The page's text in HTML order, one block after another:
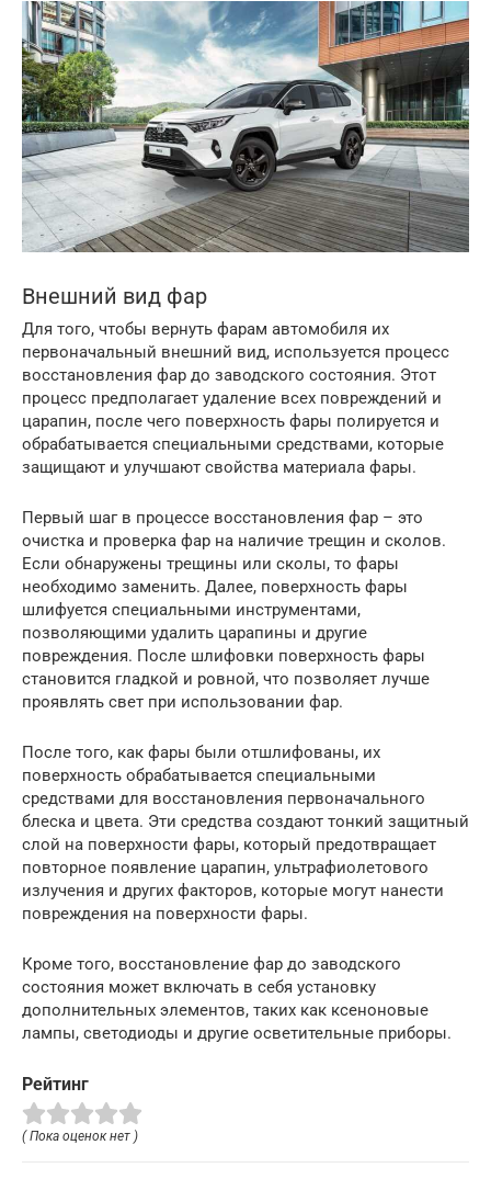
Внешний вид фар
Для того, чтобы вернуть фарам автомобиля их
первоначальный внешний вид, используется процесс
восстановления фар до заводского состояния. Этот
процесс предполагает удаление всех повреждений и
царапин, после чего поверхность фары полируется и
обрабатывается специальными средствами, которые
защищают и улучшают свойства материала фары.
Первый шаг в процессе восстановления фар – это
очистка и проверка фар на наличие трещин и сколов.
Если обнаружены трещины или сколы, то фары
необходимо заменить. Далее, поверхность фары
шлифуется специальными инструментами,
позволяющими удалить царапины и другие
повреждения. После шлифовки поверхность фары
становится гладкой и ровной, что позволяет лучше
проявлять свет при использовании фар.
После того, как фары были отшлифованы, их
поверхность обрабатывается специальными
средствами для восстановления первоначального
блеска и цвета. Эти средства создают тонкий защитный
слой на поверхности фары, который предотвращает
повторное появление царапин, ультрафиолетового
излучения и других факторов, которые могут нанести
повреждения на поверхности фары.
Кроме того, восстановление фар до заводского
состояния может включать в себя установку
дополнительных элементов, таких как ксеноновые
лампы, светодиоды и другие осветительные приборы.
Рейтинг
( Пока оценок нет )